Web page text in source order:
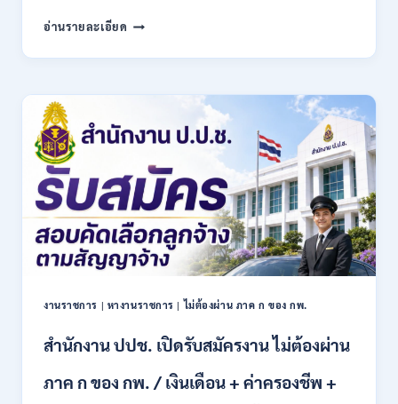
อ่านรายละเอียด สำนักงาน
กองทุน
ส่ง
การ
อนุรักษ์
พลังงาน
เปิด
รับ
สมัคร
เข้า
เป็น
พนักงาน
อัตรา
หลาย
/
ป.ตรี
งานราชการ | หางานราชการ |ไม่ต้องผ่าน ภาค ก ของ กพ.
สำนักงาน ปปช. เปิดรับสมัครงาน ไม่ต้องผ่าน
ภาค ก ของ กพ. / เงินเดือน + ค่าครองชีพ +